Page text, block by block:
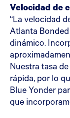
Velocidad de
“La velocidad
Atlanta
dinámico.
Nuestra tasa
rápida, por lo
Blue Yonder
que